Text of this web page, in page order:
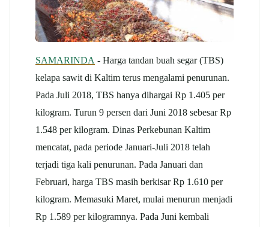
SAMARINDA - Harga tandan buah segar (TBS)
kelapa sawit di Kaltim terus mengalami penurunan.
Pada Juli 2018, TBS hanya dihargai Rp 1.405 per
kilogram. Turun 9 persen dari Juni 2018 sebesar Rp
1.548 per kilogram. Dinas Perkebunan Kaltim
mencatat, pada periode Januari-Juli 2018 telah
terjadi tiga kali penurunan. Pada Januari dan
Februari, harga TBS masih berkisar Rp 1.610 per
kilogram. Memasuki Maret, mulai menurun menjadi
Rp 1.589 per kilogramnya. Pada Juni kembali